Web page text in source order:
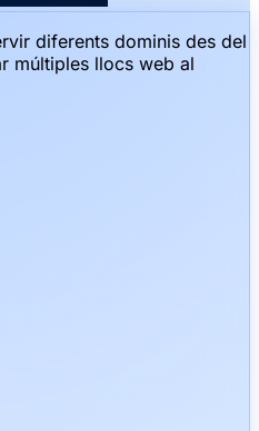
diferents dominis des del
múltiples llocs web al